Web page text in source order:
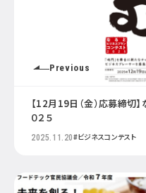
Previous
【12月19日（金）応募締切
０２５
2025.11.20#ビジネスコンテスト